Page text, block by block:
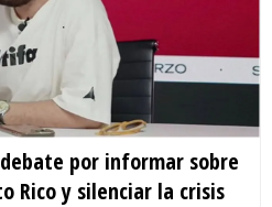
por informar sobre
Rico y silenciar la crisis